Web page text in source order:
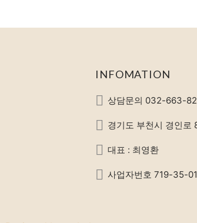
INFOMATION
상담문의 032-663-
경기도 부천시 경인로
대표 : 최영환
사업자번호 719-35-